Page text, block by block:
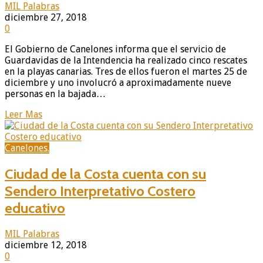
MIL Palabras
diciembre 27, 2018
0
El Gobierno de Canelones informa que el servicio de
Guardavidas de la Intendencia ha realizado cinco rescates
en la playas canarias. Tres de ellos fueron el martes 25 de
diciembre y uno involucró a aproximadamente nueve
personas en la bajada…
Leer Mas
Canelones.
Ciudad de la Costa cuenta con su
Sendero Interpretativo Costero
educativo
MIL Palabras
diciembre 12, 2018
0